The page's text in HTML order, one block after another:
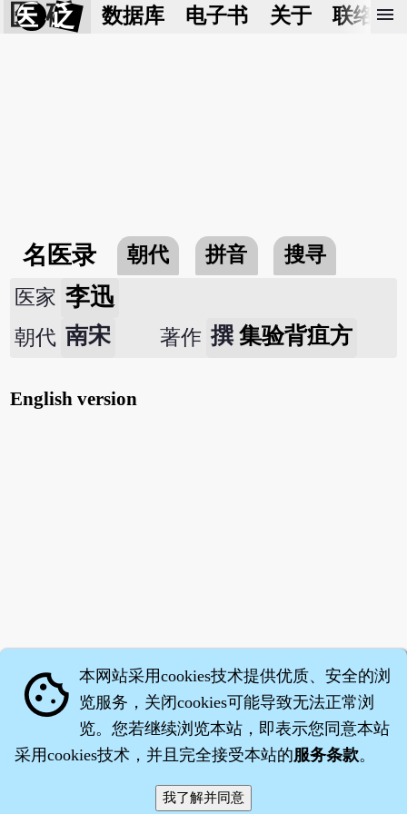
医 砭 数据库 电子书 关于 联络我
menu
名医录 朝代 拼音
搜寻
医家 李迅
朝代 南宋 著作 撰集验背疽方
English version
·沈药子©2008～2026
cookie 本网站采用cookies技术提供优质、安全的浏
览服务，关闭cookies可能导致无法正常浏
览。您若继续浏览本站，即表示您同意本站
采用cookies技术，并且完全接受本站的服务条款。